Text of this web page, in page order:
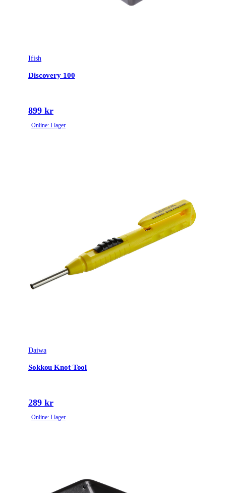
Ifish
Discovery 100
899 kr
Online: I lager
Daiwa
Sokkou Knot Tool
289 kr
Online: I lager